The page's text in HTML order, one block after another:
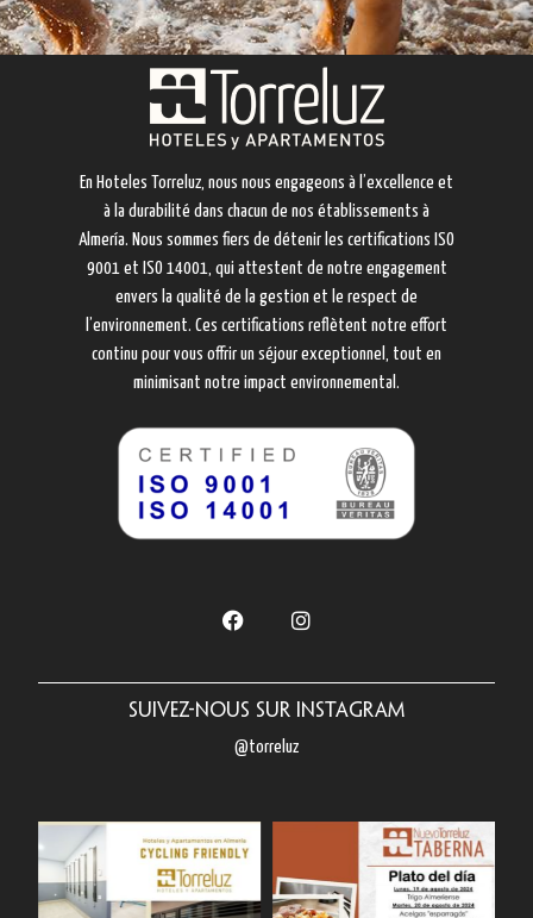
En Hoteles Torreluz, nous nous engageons à l’excellence et
à la durabilité dans chacun de nos établissements à
Almería. Nous sommes fiers de détenir les certifications ISO
9001 et ISO 14001, qui attestent de notre engagement
envers la qualité de la gestion et le respect de
l’environnement. Ces certifications reflètent notre effort
continu pour vous offrir un séjour exceptionnel, tout en
minimisant notre impact environnemental.
Suivez-nous sur Instagram
@torreluz